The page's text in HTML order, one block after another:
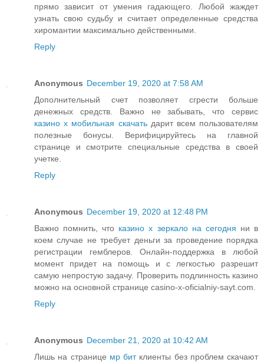
прямо зависит от умения гадающего. Любой жаждет
узнать свою судьбу и считает определенные средства
хиромантии максимально действенными.
Reply
Anonymous December 19, 2020 at 7:58 AM
Дополнительный счет позволяет сгрести больше
денежных средств. Важно не забывать, что сервис
казино х мобильная скачатьдарит всем пользователям
полезные бонусы. Верифицируйтесь на главной
странице и смотрите специальные средства в своей
учетке.
Reply
Anonymous December 19, 2020 at 12:48 PM
Важно помнить, что казино х зеркало на сегодня ни в
коем случае не требует деньги за проведение порядка
регистрации гемблеров. Онлайн-поддержка в любой
момент придет на помощь и с легкостью разрешит
самую непростую задачу. Проверить подлинность казино
можно на основной странице casino-x-oficialniy-sayt.com.
Reply
Anonymous December 21, 2020 at 10:42 AM
Лишь на странице мр битклиенты без проблем скачают